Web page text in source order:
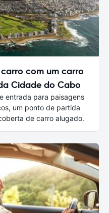
com um carro
Cidade do Cabo
entrada para paisagens
um ponto de partida
de carro alugado.